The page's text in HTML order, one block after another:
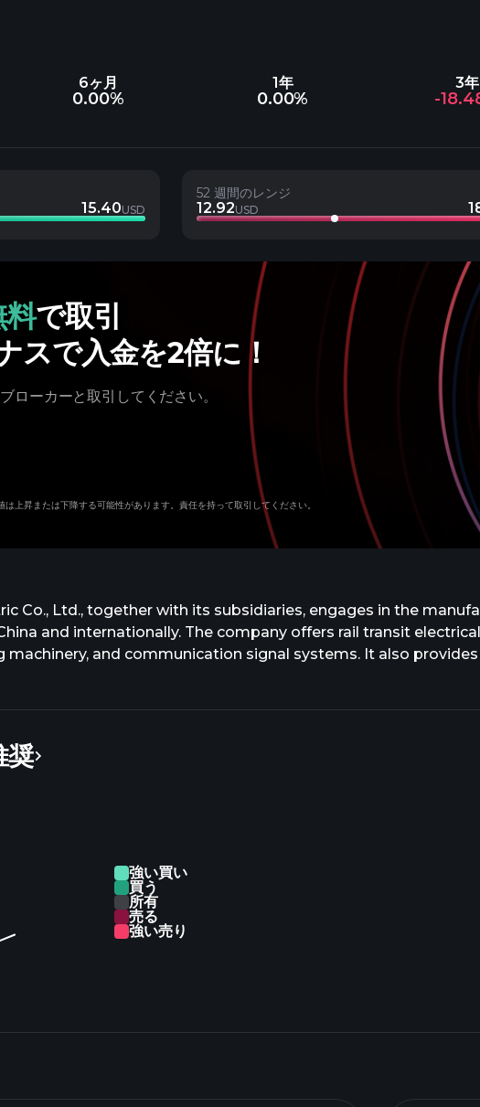
6ヶ月
0.00%
1年
0.00%
3年
-
奨
強い買い
買う
所有
売る
強い売り
15.40USD
52 週間のレンジ
12.92USD
Co., Ltd., together with its subsidiaries, engages in the
and internationally. The company offers rail transit
machinery, and communication signal systems. It also
Co., Ltd. and changed its name to Zhuzhou CRRC Times
and is headquartered in Zhuzhou, China.
で取引
スで入金を2倍に！
ローカーと取引してください。
上昇または下降する可能性があります。責任を持って取引してください。